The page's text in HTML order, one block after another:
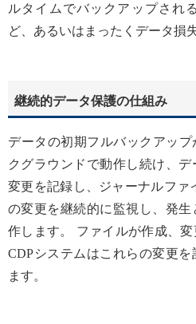
ルタイムでバックアップされ
ど、あるいはまったくデータ損
継続的データ保護の仕組み
データの初期フルバックアッ
クグラウンドで動作し続け、
変更を記録し、ジャーナルファ
の変更を継続的に監視し、発
作します。 ファイルが作成、変
CDPシステムはこれらの変更
ます。